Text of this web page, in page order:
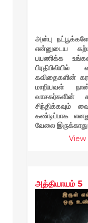
அன்பு
என்னுடைய
பயணிக்க
கவிதைகளின்
மாறியவள்
வாசகர்களின்
சிந்திக்கவும்
கண்டிப்பாக
வேலை
அத்தியாயம் 5